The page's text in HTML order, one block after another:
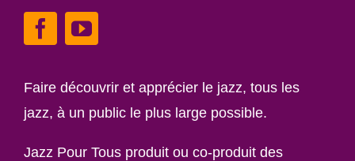
Faire découvrir et apprécier le jazz, tous les
jazz, à un public le plus large possible.
Jazz Pour Tous produit ou co-produit des